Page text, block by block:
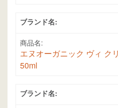
ブランド名:
商品名:
エヌオーガニック ヴィ ク
50ml
ブランド名: